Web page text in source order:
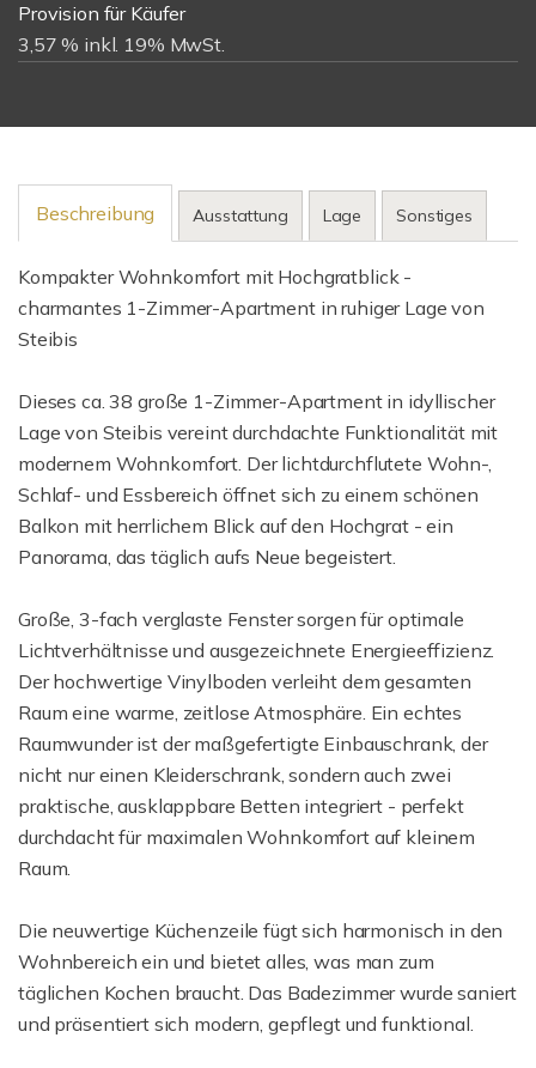
Provision für Käufer
3,57 % inkl. 19% MwSt.
Beschreibung Ausstattung Lage Sonstiges
Kompakter Wohnkomfort mit Hochgratblick -
charmantes 1-Zimmer-Apartment in ruhiger Lage von
Steibis
Dieses ca. 38 große 1-Zimmer-Apartment in idyllischer
Lage von Steibis vereint durchdachte Funktionalität mit
modernem Wohnkomfort. Der lichtdurchflutete Wohn-,
Schlaf- und Essbereich öffnet sich zu einem schönen
Balkon mit herrlichem Blick auf den Hochgrat - ein
Panorama, das täglich aufs Neue begeistert.
Große, 3-fach verglaste Fenster sorgen für optimale
Lichtverhältnisse und ausgezeichnete Energieeffizienz.
Der hochwertige Vinylboden verleiht dem gesamten
Raum eine warme, zeitlose Atmosphäre. Ein echtes
Raumwunder ist der maßgefertigte Einbauschrank, der
nicht nur einen Kleiderschrank, sondern auch zwei
praktische, ausklappbare Betten integriert - perfekt
durchdacht für maximalen Wohnkomfort auf kleinem
Raum.
Die neuwertige Küchenzeile fügt sich harmonisch in den
Wohnbereich ein und bietet alles, was man zum
täglichen Kochen braucht. Das Badezimmer wurde saniert
und präsentiert sich modern, gepflegt und funktional.